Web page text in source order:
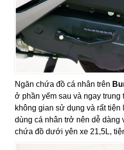
Ngăn chứa đồ cá nhân trên
ở phần yếm sau và ngay trung
không gian sử dụng và rất
dùng cá nhân trở nên dễ dàng
chứa đồ dưới yên xe 21,5L,